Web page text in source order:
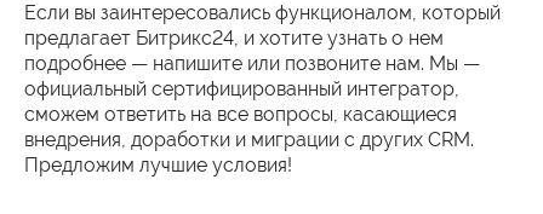
Если вы заинтересовались функционалом, который
предлагает Битрикс24, и хотите узнать о нем
подробнее — напишите или позвоните нам. Мы —
официальный сертифицированный интегратор,
сможем ответить на все вопросы, касающиеся
внедрения, доработки и миграции с других CRM.
Предложим лучшие условия!